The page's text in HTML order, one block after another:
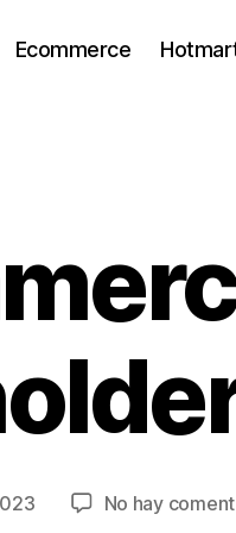
Ecommerce
No hay